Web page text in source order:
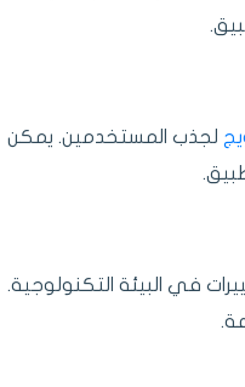
لجذب المستخدمين. يمكن
في البيئة التكنولوجية.